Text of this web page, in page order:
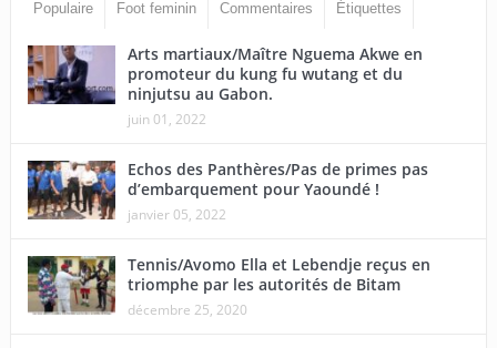
Populaire Foot feminin Commentaires Étiquettes
Arts martiaux/Maître Nguema Akwe en
promoteur du kung fu wutang et du
ninjutsu au Gabon.
juin 01, 2022
Echos des Panthères/Pas de primes pas
d’embarquement pour Yaoundé !
janvier 05, 2022
Tennis/Avomo Ella et Lebendje reçus en
triomphe par les autorités de Bitam
décembre 25, 2020